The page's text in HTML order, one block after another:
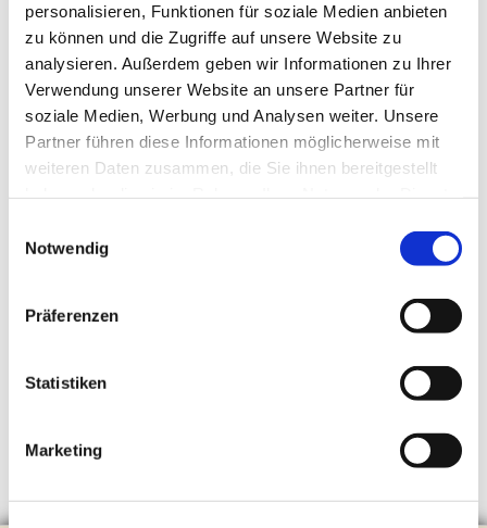
personalisieren, Funktionen für soziale Medien anbieten
zu können und die Zugriffe auf unsere Website zu
analysieren. Außerdem geben wir Informationen zu Ihrer
Verwendung unserer Website an unsere Partner für
soziale Medien, Werbung und Analysen weiter. Unsere
Partner führen diese Informationen möglicherweise mit
weiteren Daten zusammen, die Sie ihnen bereitgestellt
Notwendig
Präferenzen
Statistiken
Marketing
Nähere Auskünfte erteilen gerne Frau Susanne
Hoheisel 0176 / 963 782 68 oder 2476